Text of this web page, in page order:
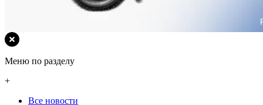
Меню по разделу
+
Все новости